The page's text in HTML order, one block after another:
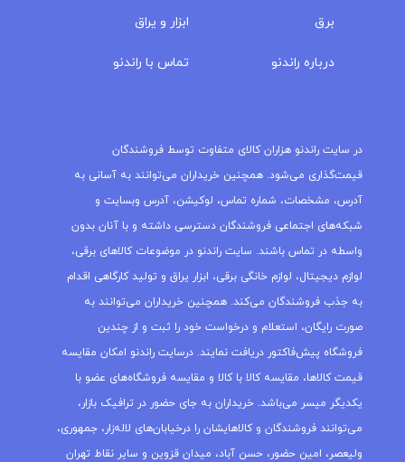
برق
درباره‌ راندنو
ابزار و یراق
تماس با راندنو
در سایت راندنو هزاران کالای متفاوت توسط فروشندگان
قیمت‌گذاری می‌شود. همچنین خریداران می‌توانند به آسانی به
آدرس، مشخصات، شماره تماس، لوکیشن، آدرس وبسایت و
شبکه‌های اجتماعی فروشندگان دسترسی داشته و با آنان بدون
واسطه در تماس باشند. سایت راندنو در موضوعات کالاهای برقی،
لوازم دیجیتال، لوازم خانگی برقی، ابزار یراق و تولید کارگاهی اقدام
به جذب فروشندگان می‌کند. همچنین خریداران می‌توانند به
صورت رایگان، استعلام و درخواست خود را ثبت و از چندین
فروشگاه پیش‌فاکتور دریافت نمایند. درسایت راندنو امکان مقایسه
قیمت کالاها، مقایسه کالا با کالا و مقایسه فروشگاه‌های عضو با
یکدیگر میسر می‌باشد. خریداران به جای حضور در ترافیک بازار،
می‌توانند فروشندگان و کالاهایشان را درخیابان‌های لاله‌زار، جمهوری،
ولیعصر، امین حضور، حسن آباد، میدان قزوین و سایر نقاط تهران